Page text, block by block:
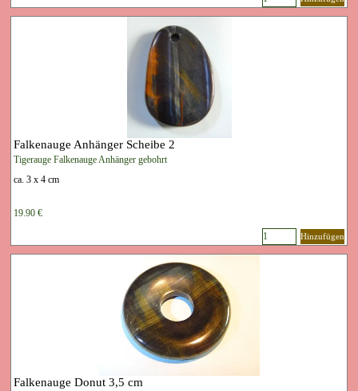
Falkenauge Anhänger Scheibe 2
Tigerauge Falkenauge Anhänger gebohrt
ca. 3 x 4 cm
19.90 €
Hinzufügen
Falkenauge Donut 3,5 cm